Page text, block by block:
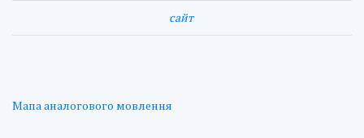
cайт
Мапа аналогового мовлення